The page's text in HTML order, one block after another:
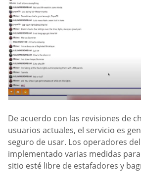
De acuerdo con las revisiones de
usuarios actuales, el servicio es
seguro de usar. Los operadores
implementado varias medidas
sitio esté libre de estafadores y